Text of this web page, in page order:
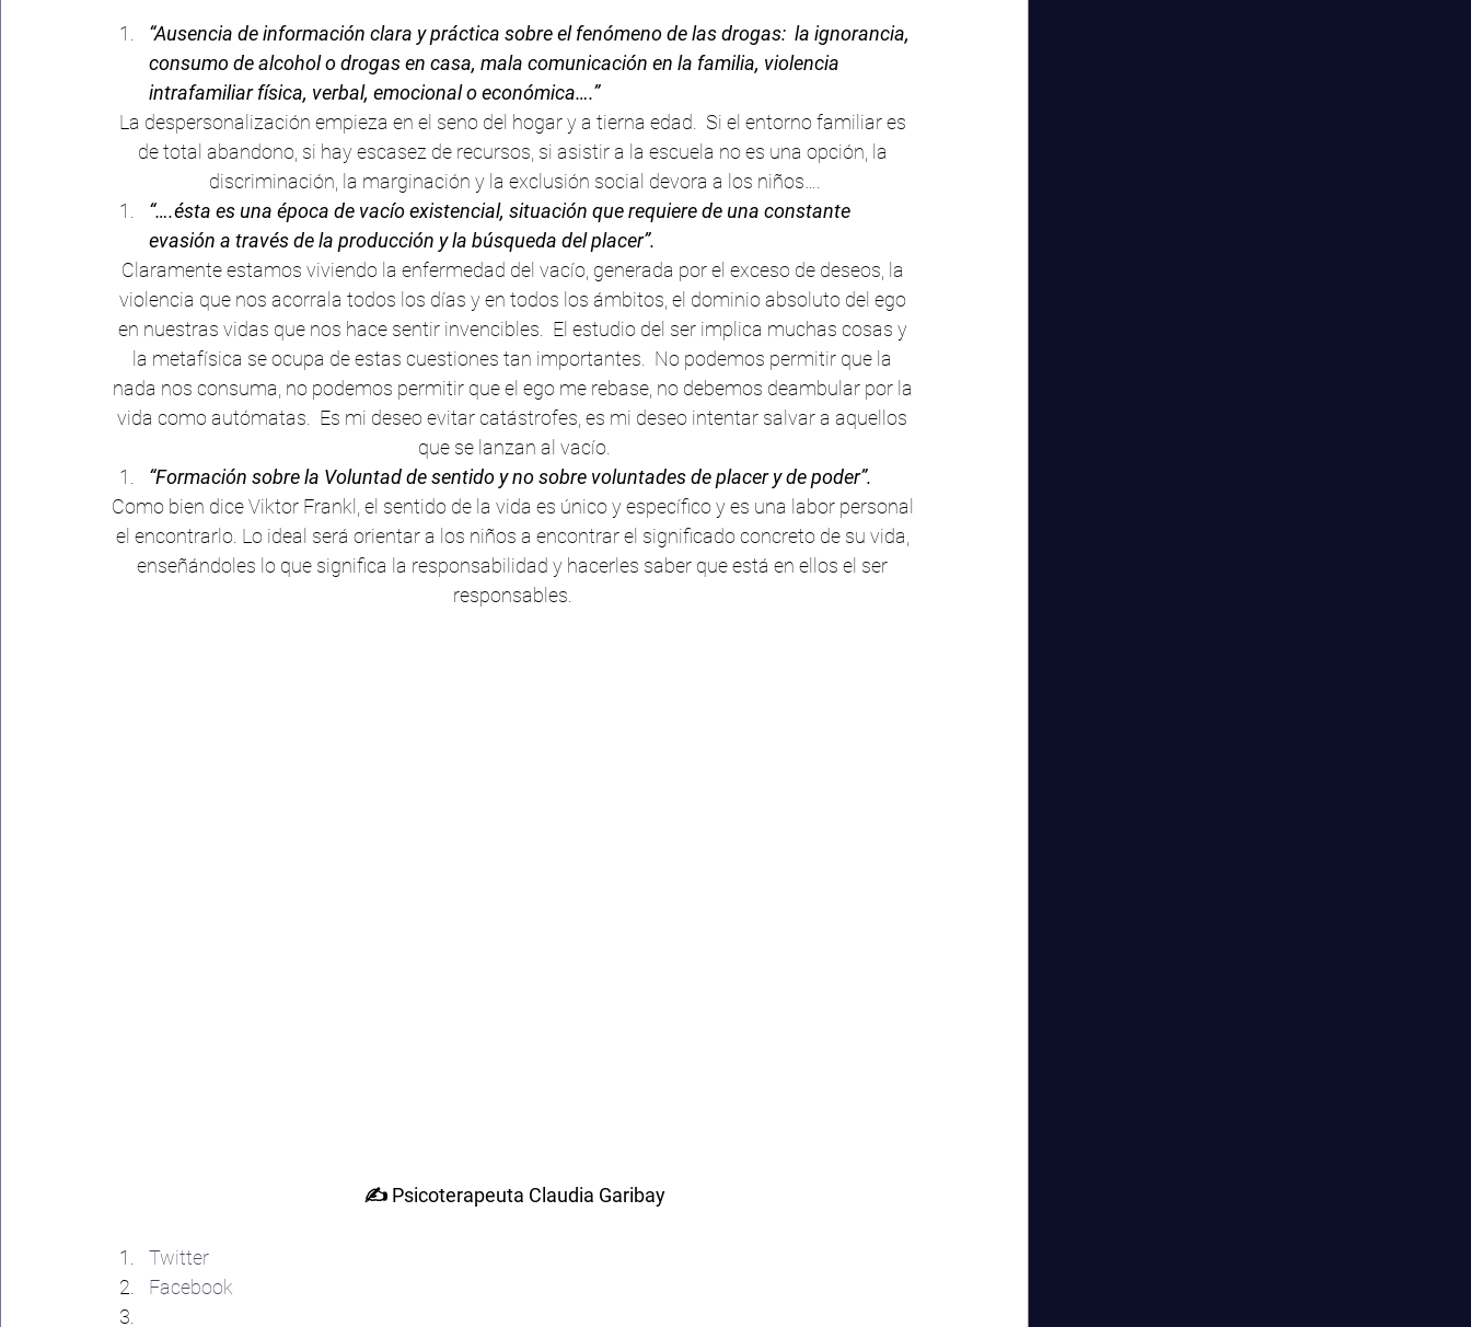
“Ausencia de información clara y práctica sobre el fenómeno de las drogas:  la ignorancia,
consumo de alcohol o drogas en casa, mala comunicación en la familia, violencia
intrafamiliar física, verbal, emocional o económica….”
La despersonalización empieza en el seno del hogar y a tierna edad.  Si el entorno familiar es
de total abandono, si hay escasez de recursos, si asistir a la escuela no es una opción, la
discriminación, la marginación y la exclusión social devora a los niños….
“….ésta es una época de vacío existencial, situación que requiere de una constante
evasión a través de la producción y la búsqueda del placer”.
Claramente estamos viviendo la enfermedad del vacío, generada por el exceso de deseos, la
violencia que nos acorrala todos los días y en todos los ámbitos, el dominio absoluto del ego
en nuestras vidas que nos hace sentir invencibles.  El estudio del ser implica muchas cosas y
la metafísica se ocupa de estas cuestiones tan importantes.  No podemos permitir que la
nada nos consuma, no podemos permitir que el ego me rebase, no debemos deambular por la
vida como autómatas.  Es mi deseo evitar catástrofes, es mi deseo intentar salvar a aquellos
que se lanzan al vacío.
“Formación sobre la Voluntad de sentido y no sobre voluntades de placer y de poder”.
Como bien dice Viktor Frankl, el sentido de la vida es único y específico y es una labor personal
el encontrarlo. Lo ideal será orientar a los niños a encontrar el significado concreto de su vida,
enseñándoles lo que significa la responsabilidad y hacerles saber que está en ellos el ser
responsables.
✍ Psicoterapeuta Claudia Garibay
Twitter
Facebook